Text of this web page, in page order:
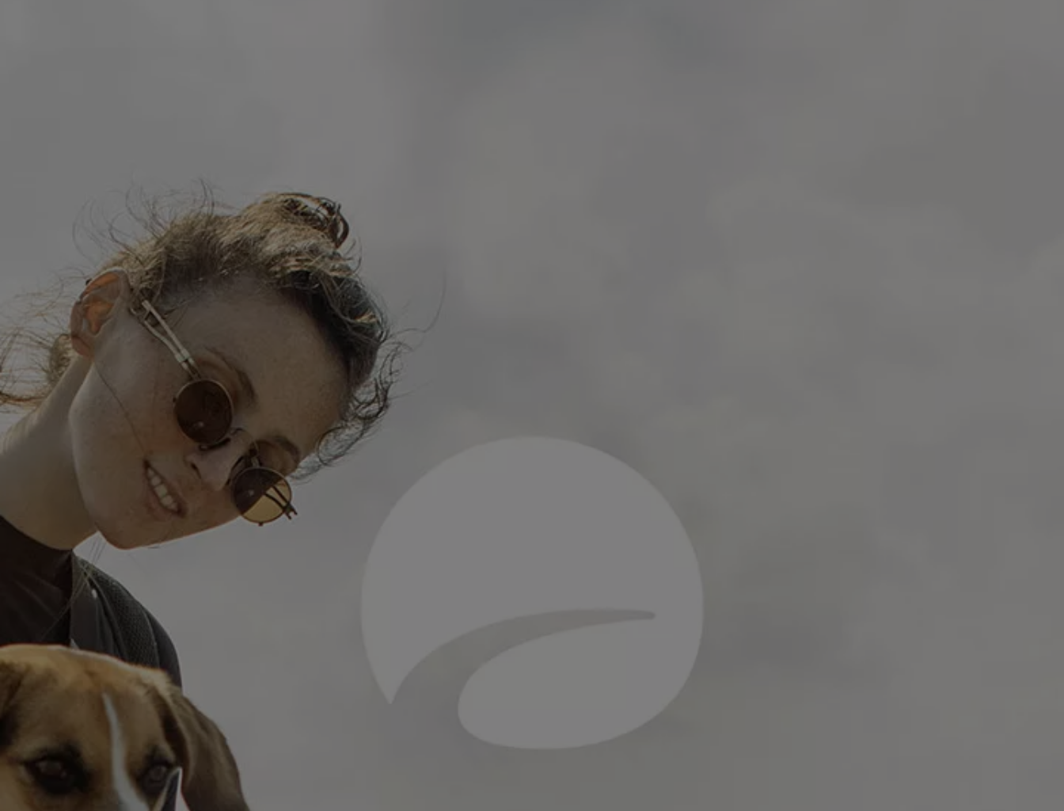
Biltester och recensioner
Amarok
Caddy
California
Caravelle
Crafter
Grand California
ID. Buzz
Multivan
Transporter
Volkswagen Camper Centers
Våra återförsäljare
Äga
Uppkopplade bilar
Aktivera VW Connect
Mjukvaruuppdateringar
Fleet Interface Data
Nedstängning av 2G/3G-nätet
Kartuppdateringar
Garantier och assistans
Digitala instruktionsböcker
Service och underhåll
Originalservice
Originalservice 4+
Originalservice 8+
Basservice
Service för elbilar
Skadereparation
Mjukvaruuppdateringar
Glas och sikt
Team Transportbilar
XTL-bränsle
Återvinning
Certificates of Conformity
Volkswagen Camper Centers
Våra serviceverkstäder
Elbilar & laddning
Klimatpremie för lätta lastbilar